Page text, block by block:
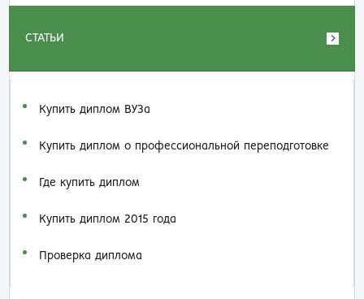
СТАТЬИ
Купить диплом ВУЗа
Купить диплом о профессиональной переподготовке
Где купить диплом
Купить диплом 2015 года
Проверка диплома